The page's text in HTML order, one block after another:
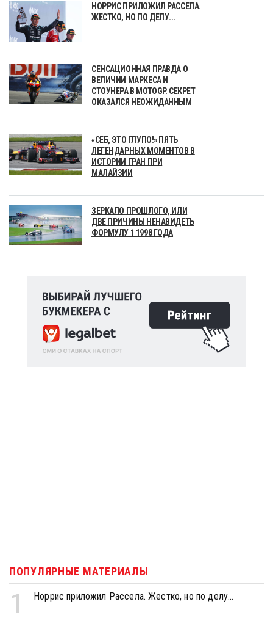
НОРРИС ПРИЛОЖИЛ РАССЕЛА.
ЖЕСТКО, НО ПО ДЕЛУ...
СЕНСАЦИОННАЯ ПРАВДА О
ВЕЛИЧИИ МАРКЕСА И
СТОУНЕРА В MOTOGP. СЕКРЕТ
ОКАЗАЛСЯ НЕОЖИДАННЫМ
«СЕБ, ЭТО ГЛУПО!» ПЯТЬ
ЛЕГЕНДАРНЫХ МОМЕНТОВ В
ИСТОРИИ ГРАН ПРИ
МАЛАЙЗИИ
ЗЕРКАЛО ПРОШЛОГО, ИЛИ
ДВЕ ПРИЧИНЫ НЕНАВИДЕТЬ
ФОРМУЛУ 1 1998 ГОДА
ПОПУЛЯРНЫЕ МАТЕРИАЛЫ
1 Норрис приложил Рассела. Жестко, но по делу...